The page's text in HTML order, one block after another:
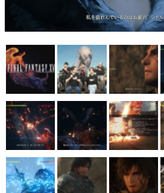
カテゴリ
マンガ
女性向け
アプリレビュー
その他
電ファミニコゲーマーとは？
運営：株式会社マレ